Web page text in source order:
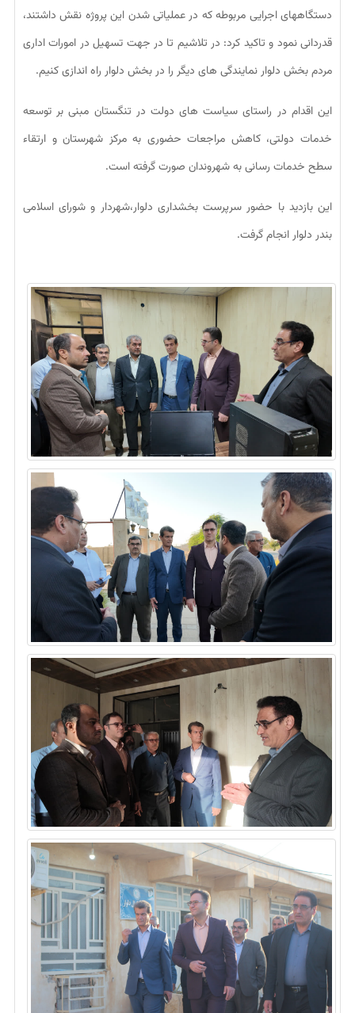
دستگاههای اجرایی مربوطه که در عملیاتی شدن این پروژه نقش داشتند،
قدردانی نمود و تاکید کرد: در تلاشیم تا در جهت تسهیل در امورات اداری
مردم بخش دلوار نمایندگی های دیگر را در بخش دلوار راه اندازی کنیم.
این اقدام در راستای سیاست های دولت در تنگستان مبنی بر توسعه
خدمات دولتی، کاهش مراجعات حضوری به مرکز شهرستان و ارتقاء
سطح خدمات رسانی به شهروندان صورت گرفته است.
این بازدید با حضور سرپرست بخشداری دلوار،شهردار و شورای اسلامی
بندر دلوار انجام گرفت.